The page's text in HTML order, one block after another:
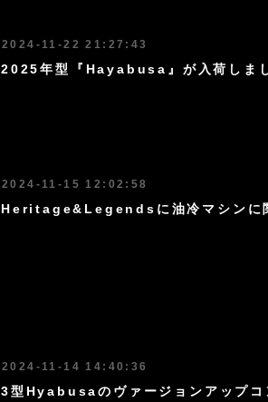
2024-11-22 21:27:43
2025年型『Hayabusa』が入荷しま
2024-11-15 12:02:58
Heritage&Legendsに油冷マシンに
2024-11-14 14:40:36
3型Hyabusaのヴァージョンアップコ